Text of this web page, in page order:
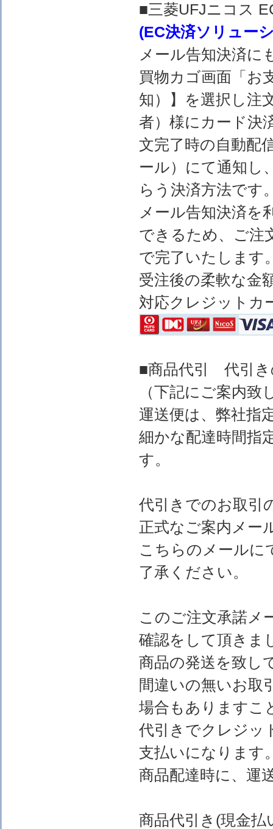
■三菱UFJニコス
(EC決済ソリュー
メール告知決済に
買物カゴ画面「お
知）】を選択し注
者）様にカード決
文完了時の自動配
ール）にて通知し
らう決済方法です
メール告知決済を
できるため、ご注
で完了いたします
受注後の柔軟な金
対応クレジットカ
■商品代引 代引き
（下記にご案内
運送便は、弊社指
細かな配達時間指
す。
代引きでのお取引
正式なご案内メー
こちらのメールに
了承ください。
このご注文承諾メ
確認をして頂きま
商品の発送を致し
間違いの無いお取
場合もありますこ
代引きでクレジッ
支払いになります
商品配達時に、運
商品代引き(現金